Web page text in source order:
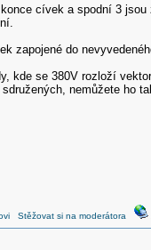
cívek a spodní 3 jsou
zapojené do
kde se 380V rozloží
nemůžete ho
Stěžovat si na moderátora